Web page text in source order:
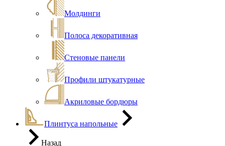
Молдинги
Полоса декоративная
Стеновые панели
Профили штукатурные
Акриловые бордюры
Плинтуса напольные
Назад